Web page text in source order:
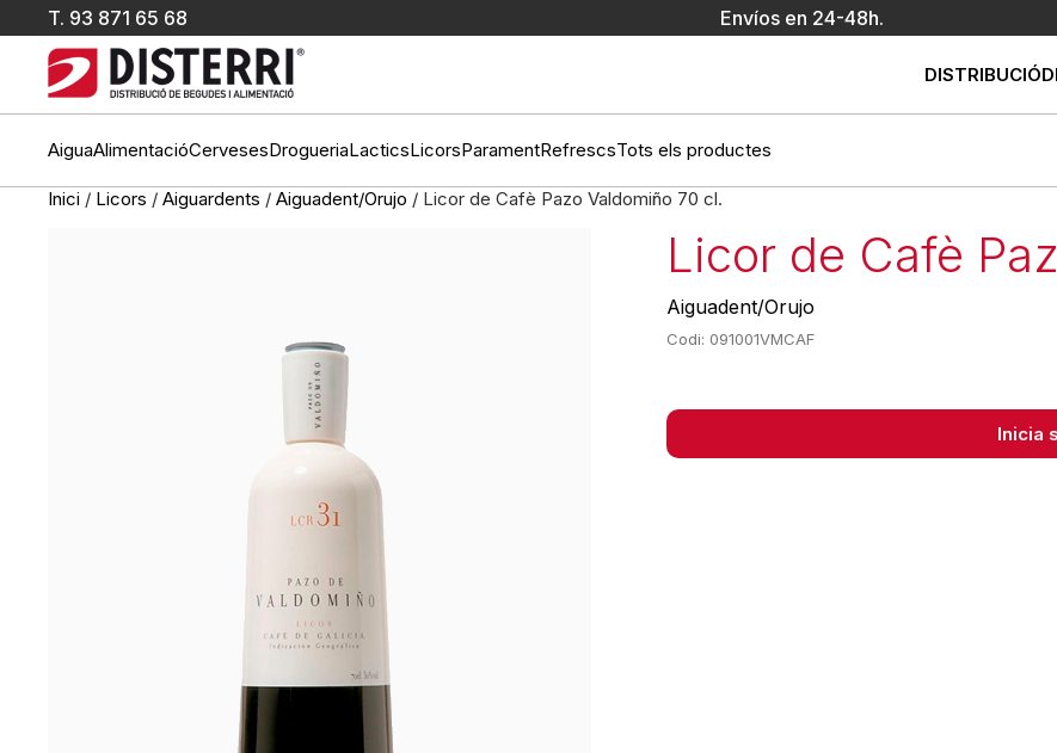
T. 93 871 65 68 Envíos en 24-48h.
DISTRIBUCIÓ
AiguaAlimentacióCervesesDrogueriaLacticsLicorsParamentRefrescsTots els productes
Inici / Licors / Aiguardents / Aiguadent/Orujo / Licor de Cafè Pazo Valdomiño 70 cl.
Licor de Cafè
Aiguadent/Orujo
Codi: 091001VMCAF
Inicia